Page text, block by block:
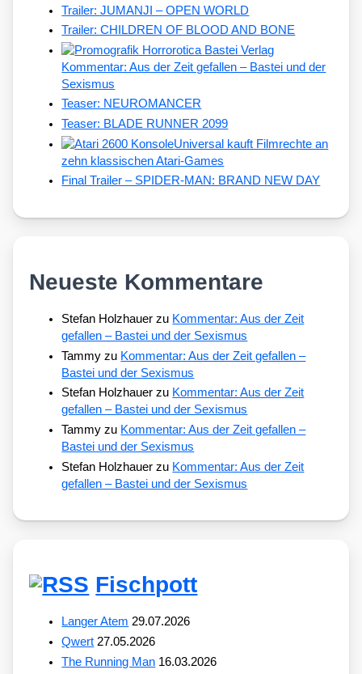
Trailer: JUMANJI – OPEN WORLD
Trailer: CHILDREN OF BLOOD AND BONE
Kommentar: Aus der Zeit gefallen – Bastei und der
Sexismus
Teaser: NEUROMANCER
Teaser: BLADE RUNNER 2099
Universal kauft Filmrechte an
zehn klassischen Atari-Games
Final Trailer – SPIDER-MAN: BRAND NEW DAY
Neueste Kommentare
Stefan Holzhauer zu Kommentar: Aus der Zeit
gefallen – Bastei und der Sexismus
Tammy zu Kommentar: Aus der Zeit gefallen –
Bastei und der Sexismus
Stefan Holzhauer zu Kommentar: Aus der Zeit
gefallen – Bastei und der Sexismus
Tammy zu Kommentar: Aus der Zeit gefallen –
Bastei und der Sexismus
Stefan Holzhauer zu Kommentar: Aus der Zeit
gefallen – Bastei und der Sexismus
Fischpott
Langer Atem 29.07.2026
Qwert 27.05.2026
The Running Man 16.03.2026